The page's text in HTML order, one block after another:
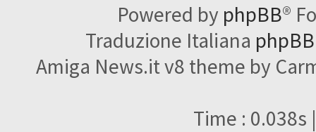
Powered by phpBB®
Traduzione Italiana
Amiga News.it v8 theme by
Time : 0.038s